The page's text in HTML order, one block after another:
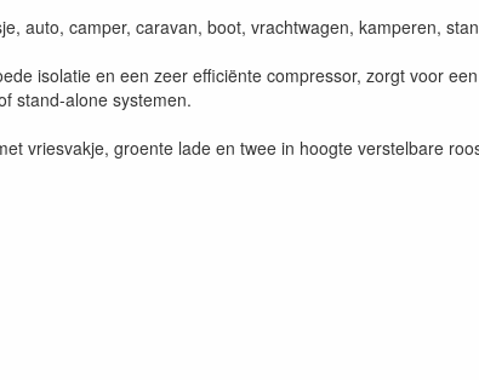
auto, camper, caravan, boot, vrachtwagen, kamperen,
isolatie en een zeer efficiënte compressor, zorgt voor
stand-alone systemen.
vriesvakje, groente lade en twee in hoogte verstelbare